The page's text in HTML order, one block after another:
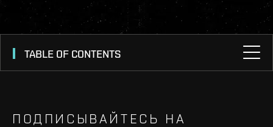
TABLE OF CONTENTS
ПОДПИСЫВАЙТЕСЬ НА